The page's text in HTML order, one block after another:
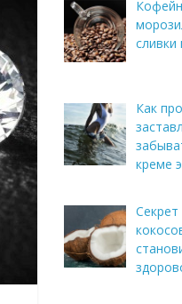
сливки
Как
креме
Секрет